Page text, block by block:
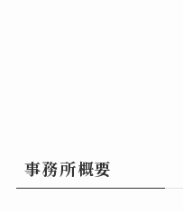
事務所概要